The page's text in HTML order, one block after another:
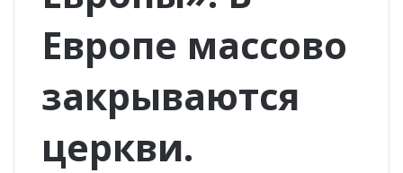
Европе массово
закрываются
церкви.